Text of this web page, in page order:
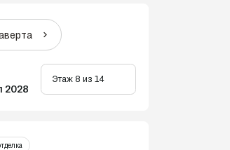
2028
Этаж 8 из 14